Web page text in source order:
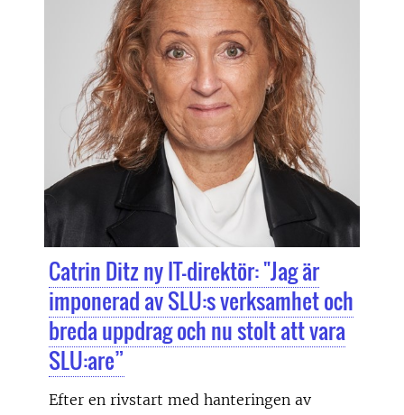
Catrin Ditz ny IT-direktör: "Jag är
imponerad av SLU:s verksamhet och
breda uppdrag och nu stolt att vara
SLU:are”
Efter en rivstart med hanteringen av